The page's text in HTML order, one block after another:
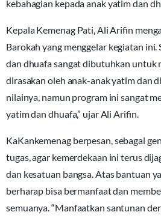
kebahagian kepada anak yatim dan
Kepala Kemenag Pati, Ali Arifin
Barokah yang menggelar kegiatan
dan dhuafa sangat dibutuhkan untuk
dirasakan oleh anak-anak yatim dan
nilainya, namun program ini sangat
yatim dan dhuafa,” ujar Ali Arifin.
KaKankemenag berpesan, sebagai
tugas, agar kemerdekaan ini terus
dan kesatuan bangsa. Atas bantuan
berharap bisa bermanfaat dan
semuanya. “Manfaatkan santunan